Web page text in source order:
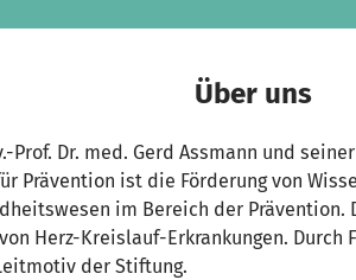
Über uns
Prof. Dr. med. Gerd Assmann und
Prävention ist die Förderung von
im Bereich der
Herz-Kreislauf-Erkrankungen. Durch
der Stiftung.